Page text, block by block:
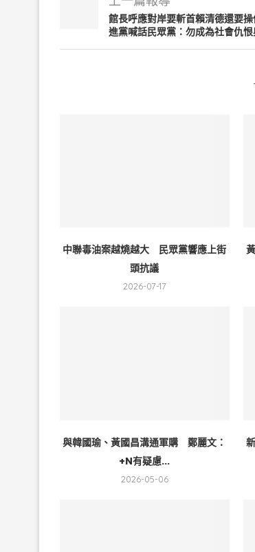
館長呼應對岸要斬首賴清德還要
進黨喊話民眾黨：勿成為社會仇
中聯毒油案越燒越大 民眾黨響應上街
頭抗議
2026-07-17
與韓國瑜、黃國昌溝通軍購 鄭麗文：
+N有疑慮...
2026-05-06